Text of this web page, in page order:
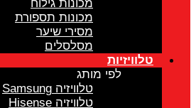
מכונות גילוח
מכונות תספורת
מסירי שיער
מסלסלים
טלוויזיות
לפי מותג
טלוויזיה Samsung
טלוויזיה Hisense